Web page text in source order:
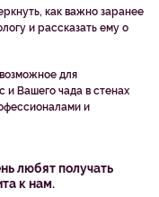
как важно заранее
и рассказать ему о
для
и Вашего чада в стенах
и
любят получать
к нам.